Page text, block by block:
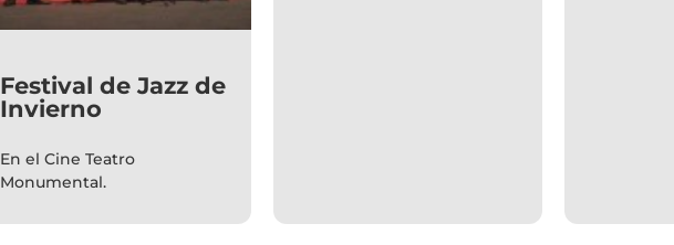
Festival de Jazz de
Invierno
En el Cine Teatro
Monumental.